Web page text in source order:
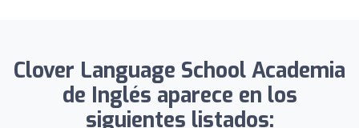
Clover Language School Academia
de Inglés aparece en los
siguientes listados: